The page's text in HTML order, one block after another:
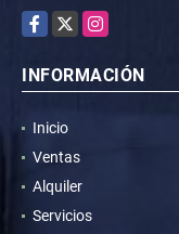
Facebook
X Instagram
INFORMACIÓN
Inicio
Ventas
Alquiler
Servicios